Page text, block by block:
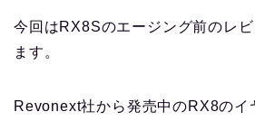
今回はRX8Sのエージング前のレ
ます。
Revonext社から発売中のRX8のイ